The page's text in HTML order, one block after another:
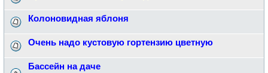
Колоновидная яблоня
Очень надо кустовую гортензию цветную
Бассейн на даче